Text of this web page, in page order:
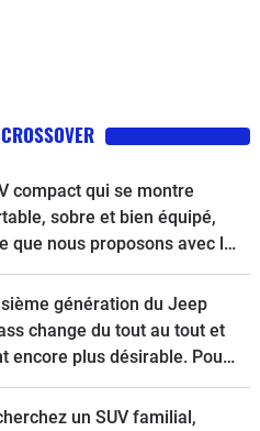
compact qui se montre
sobre et bien équipé,
que nous proposons avec le
du Nissan Qashqai
génération du Jeep
change du tout au tout et
encore plus désirable. Pour
de ce modèle, voici
d’achat.un SUV familial,